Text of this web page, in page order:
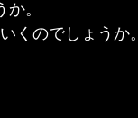
。
くのでしょうか。